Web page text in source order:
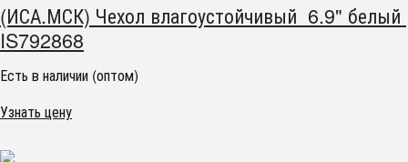
(ИСА.МСК) Чехол влагоустойчивый 6.9" белый
IS792868
Есть в наличии (оптом)
Узнать цену